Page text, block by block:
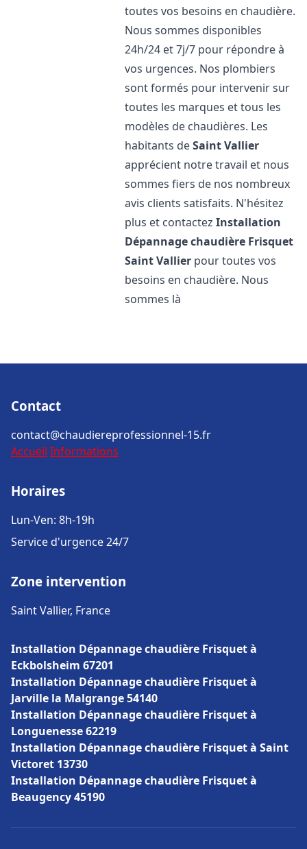
toutes vos besoins en chaudière.
Nous sommes disponibles
24h/24 et 7j/7 pour répondre à
vos urgences. Nos plombiers
sont formés pour intervenir sur
toutes les marques et tous les
modèles de chaudières. Les
habitants deSaint Vallier
apprécient notre travail et nous
sommes fiers de nos nombreux
avis clients satisfaits. N'hésitez
plus et contactezInstallation
Dépannage chaudière Frisquet
Saint Vallier pour toutes vos
besoins en chaudière. Nous
sommes là
Contact
contact@chaudiereprofessionnel-15.fr
Accueil Informations
Horaires
Lun-Ven: 8h-19h
Service d'urgence 24/7
Zone intervention
Saint Vallier, France
Installation Dépannage chaudière Frisquet à
Eckbolsheim 67201
Installation Dépannage chaudière Frisquet à
Jarville la Malgrange 54140
Installation Dépannage chaudière Frisquet à
Longuenesse 62219
Installation Dépannage chaudière Frisquet à Saint
Victoret 13730
Installation Dépannage chaudière Frisquet à
Beaugency 45190